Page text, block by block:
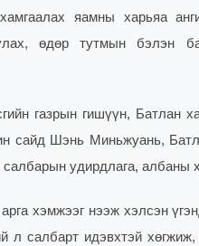
яамны харьяа
өдөр тутмын бэлэн
газрын гишүүн, Батлан
сайд Шэнь Миньжуань,
салбарын удирдлага, албаны
хэмжээг нээж хэлсэн
л салбарт идэвхтэй